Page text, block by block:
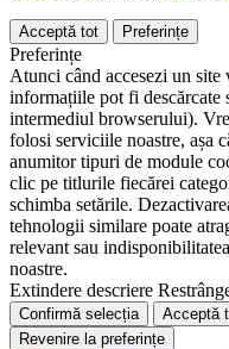
Acceptă tot Preferințe
Preferințe
Atunci când accesezi un
informațiile pot fi descărcate
intermediul browserului).
folosi serviciile noastre, așa
anumitor tipuri de module
clic pe titlurile fiecărei
schimba setările.
tehnologii similare poate
relevant sau
noastre.
Extindere descriere
Confirmă selecția
Acceptă
Revenire la preferințe